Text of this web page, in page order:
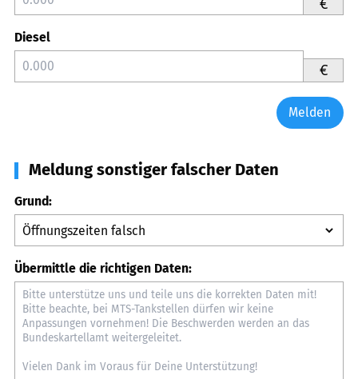
Diesel
€
Melden
Meldung sonstiger falscher Daten
Grund:
Übermittle die richtigen Daten: